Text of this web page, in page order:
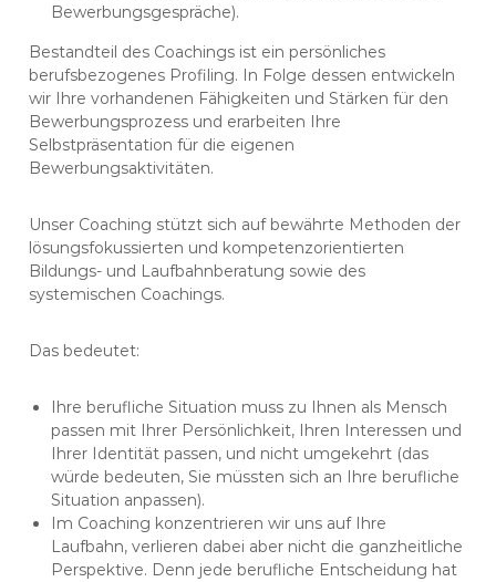
Bewerbungsgespräche).
Bestandteil des Coachings ist ein persönliches
berufsbezogenes Profiling. In Folge dessen entwickeln
wir Ihre vorhandenen Fähigkeiten und Stärken für den
Bewerbungsprozess und erarbeiten Ihre
Selbstpräsentation für die eigenen
Bewerbungsaktivitäten.
Unser Coaching stützt sich auf bewährte Methoden der
lösungsfokussierten und kompetenzorientierten
Bildungs- und Laufbahnberatung sowie des
systemischen Coachings.
Das bedeutet:
Ihre berufliche Situation muss zu Ihnen als Mensch
passen mit Ihrer Persönlichkeit, Ihren Interessen und
Ihrer Identität passen, und nicht umgekehrt (das
würde bedeuten, Sie müssten sich an Ihre berufliche
Situation anpassen).
Im Coaching konzentrieren wir uns auf Ihre
Laufbahn, verlieren dabei aber nicht die ganzheitliche
Perspektive. Denn jede berufliche Entscheidung hat